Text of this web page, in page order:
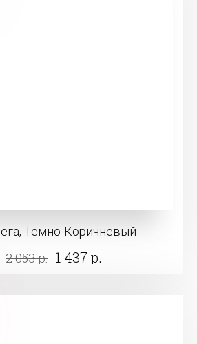
Темно-Коричневый
2 053 р. 1 437 р.